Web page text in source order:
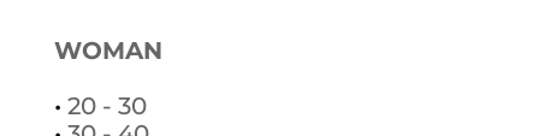
WOMAN
• 20 - 30